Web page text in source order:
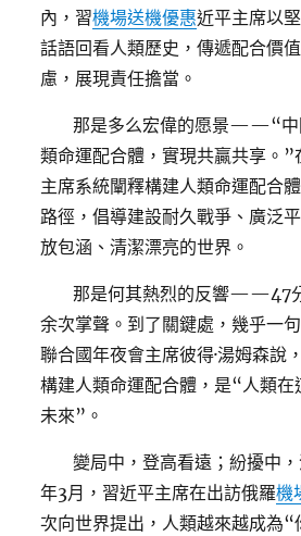
內，習機場送機優惠近平主席以
話語回看人類歷史，傳遞配合價
慮，展現責任擔當。
那是多么宏偉的愿景——“中
類命運配合體，實現共贏共享。”
主席系統闡釋構建人類命運配合
路徑，倡導建設耐久戰爭、廣泛
放包涵、清潔漂亮的世界。
那是何其熱烈的反響——47
余次掌聲。到了關鍵處，幾乎一
聯合國年夜會主席彼得·湯姆森說
構建人類命運配合體，是“人類在
未來”。
變局中，登高看遠；紛擾中
年3月，習近平主席在出訪俄羅機
次向世界提出，人類越來越成為“